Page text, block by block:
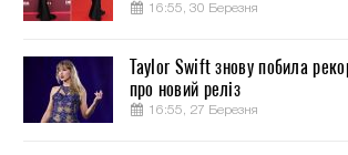
16:55, 30 Березня
Taylor Swift знову побила
про новий реліз
16:55, 27 Березня